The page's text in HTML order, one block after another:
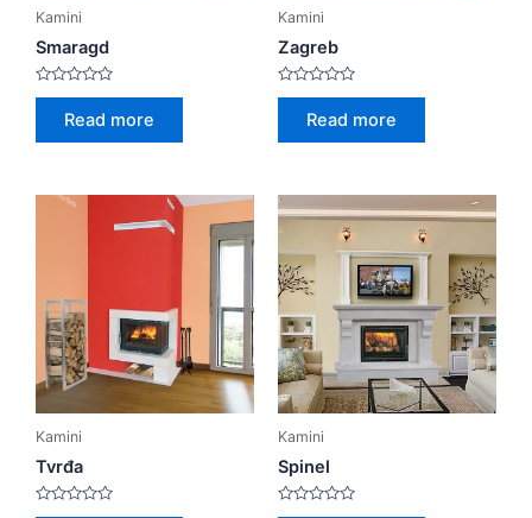
Kamini
Smaragd
Rated
Read more
Kamini
Zagreb
Rated
Read more
Kamini
Tvrđa
Kamini
Spinel